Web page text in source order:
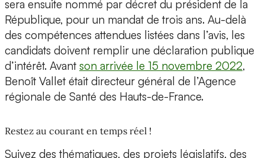
sera ensuite nommé par décret du président de la
République, pour un mandat de trois ans. Au-delà
des compétences attendues listées dans l’avis, les
candidats doivent remplir une déclaration publique
d’intérêt. Avant son arrivée le 15 novembre 2022,
Benoît Vallet était directeur général de l’Agence
régionale de Santé des Hauts-de-France.
Restez au courant en temps réel !
Suivez des thématiques, des projets législatifs, des